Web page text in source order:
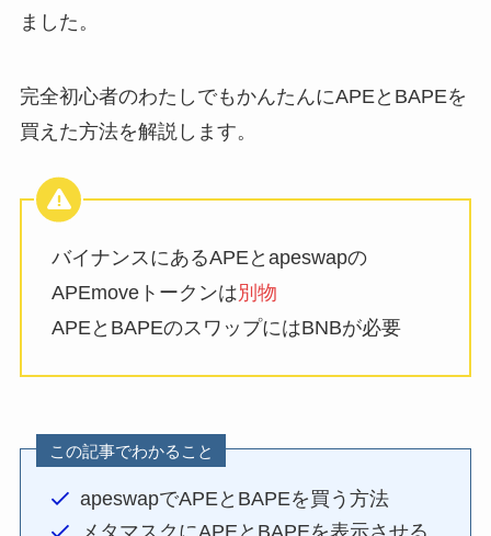
ました。
完全初心者のわたしでもかんたんにAPEとBAPEを
買えた方法を解説します。
バイナンスにあるAPEとapeswapの
APEmoveトークンは別物
APEとBAPEのスワップにはBNBが必要
この記事でわかること
apeswapでAPEとBAPEを買う方法